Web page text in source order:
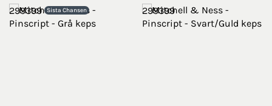
299399 Sista Chansen 299399